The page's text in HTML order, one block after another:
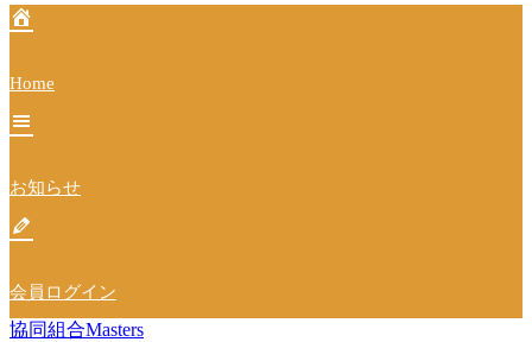
ー
ョ
ン
Home
お知らせ
会員ログイン
協同組合Masters